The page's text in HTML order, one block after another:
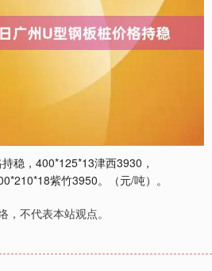
稳，400*125*13津西3930，
紫竹3950。（元/吨）。
不代表本站观点。